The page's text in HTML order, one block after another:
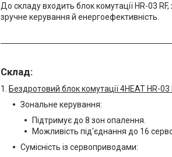
До складу входить блок комутації HR-03
зручне керування й енергоефективність.
Склад:
1.
Бездротовий блок комутації 4HEAT HR-03
Зональне керування:
Підтримує до 8 зон опалення.
Можливість під'єднання до 16
Сумісність із сервоприводами: